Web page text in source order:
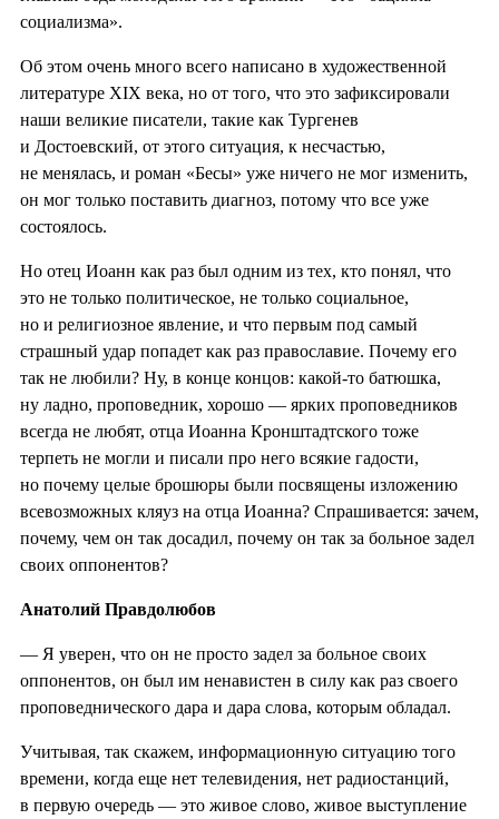
социализма».
Об этом очень много всего написано в художественной
литературе XIX века, но от того, что это зафиксировали
наши великие писатели, такие как Тургенев
и Достоевский, от этого ситуация, к несчастью,
не менялась, и роман «Бесы» уже ничего не мог изменить,
он мог только поставить диагноз, потому что все уже
состоялось.
Но отец Иоанн как раз был одним из тех, кто понял, что
это не только политическое, не только социальное,
но и религиозное явление, и что первым под самый
страшный удар попадет как раз православие. Почему его
так не любили? Ну, в конце концов: какой-то батюшка,
ну ладно, проповедник, хорошо — ярких проповедников
всегда не любят, отца Иоанна Кронштадтского тоже
терпеть не могли и писали про него всякие гадости,
но почему целые брошюры были посвящены изложению
всевозможных кляуз на отца Иоанна? Спрашивается: зачем,
почему, чем он так досадил, почему он так за больное задел
своих оппонентов?
Анатолий Правдолюбов
— Я уверен, что он не просто задел за больное своих
оппонентов, он был им ненавистен в силу как раз своего
проповеднического дара и дара слова, которым обладал.
Учитывая, так скажем, информационную ситуацию того
времени, когда еще нет телевидения, нет радиостанций,
в первую очередь — это живое слово, живое выступление